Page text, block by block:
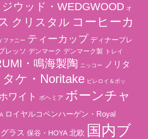
ウッド・WEDGWOOD オ
クリスタル コーヒーカ
ファニー ティーカップ ディナープレ
レッソ デンマーク デンマーク製 トレイ
・鳴海製陶 ニッコー
ノリタ
タケ・Noritake ビレロイ＆ボッ
ワイト ボヘミア ボーンチャ
ロイヤルコペンハーゲン・Royal
ラス 保谷・HOYA 北欧 国内ブ